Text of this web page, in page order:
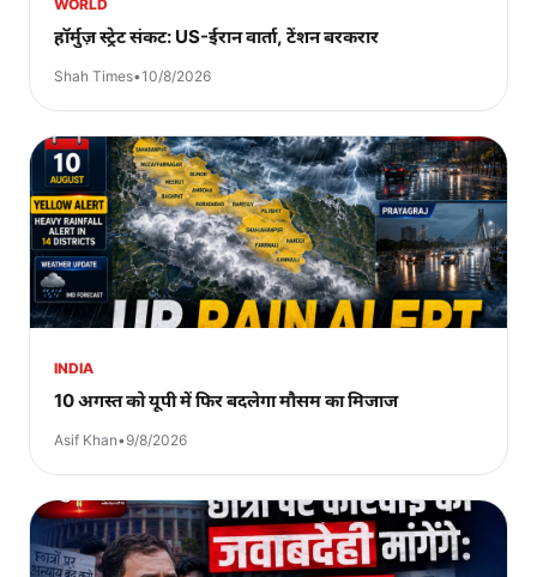
WORLD
हॉर्मुज़ स्ट्रेट संकट: US-ईरान वार्ता, टेंशन बरकरार
Shah Times•10/8/2026
INDIA
10 अगस्त को यूपी में फिर बदलेगा मौसम का मिजाज
Asif Khan•9/8/2026